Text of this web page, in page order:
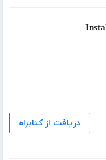
دریافت از کتابراه